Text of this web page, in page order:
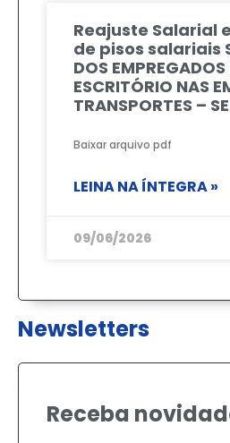
Reajuste Salarial
de pisos salariais
DOS EMPREGADOS
ESCRITÓRIO NAS
TRANSPORTES –
Baixar arquivo pdf
LEINA NA ÍNTEGRA »
09/06/2026
Newsletters
Receba